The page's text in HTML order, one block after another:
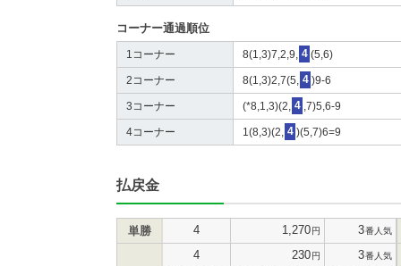
コーナー通過順位
1コーナー 8(1,3)7,2,9, 4 (5,6)
2コーナー 8(1,3)2,7(5, 4 )9-6
3コーナー (*8,1,3)(2, 4 ,7)5,6-9
4コーナー 1(8,3)(2, 4 )(5,7)6=9
払戻金
単勝 4 1,270円 3番人気
4 230円 3番人気